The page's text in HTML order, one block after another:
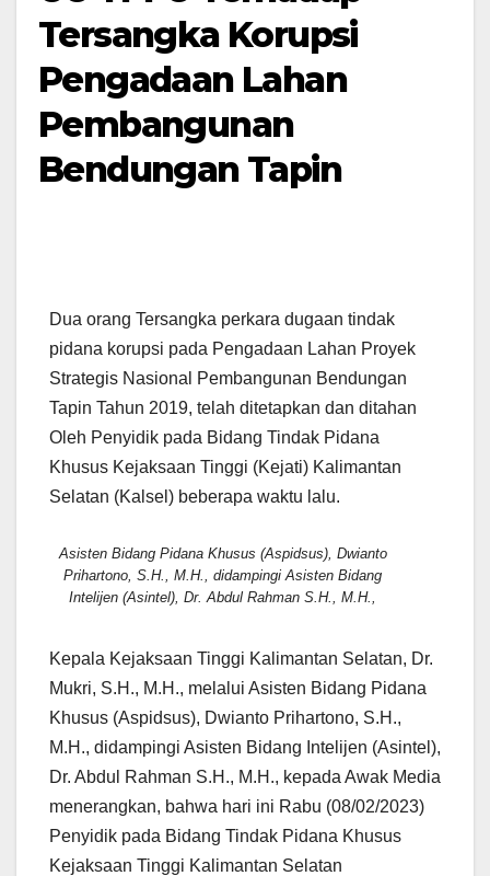
Tersangka Korupsi
Pengadaan Lahan
Pembangunan
Bendungan Tapin
Dua orang Tersangka perkara dugaan tindak
pidana korupsi pada Pengadaan Lahan Proyek
Strategis Nasional Pembangunan Bendungan
Tapin Tahun 2019, telah ditetapkan dan ditahan
Oleh Penyidik pada Bidang Tindak Pidana
Khusus Kejaksaan Tinggi (Kejati) Kalimantan
Selatan (Kalsel) beberapa waktu lalu.
Asisten Bidang Pidana Khusus (Aspidsus), Dwianto
Prihartono, S.H., M.H., didampingi Asisten Bidang
Intelijen (Asintel), Dr. Abdul Rahman S.H., M.H.,
Kepala Kejaksaan Tinggi Kalimantan Selatan, Dr.
Mukri, S.H., M.H., melalui Asisten Bidang Pidana
Khusus (Aspidsus), Dwianto Prihartono, S.H.,
M.H., didampingi Asisten Bidang Intelijen (Asintel),
Dr. Abdul Rahman S.H., M.H., kepada Awak Media
menerangkan, bahwa hari ini Rabu (08/02/2023)
Penyidik pada Bidang Tindak Pidana Khusus
Kejaksaan Tinggi Kalimantan Selatan